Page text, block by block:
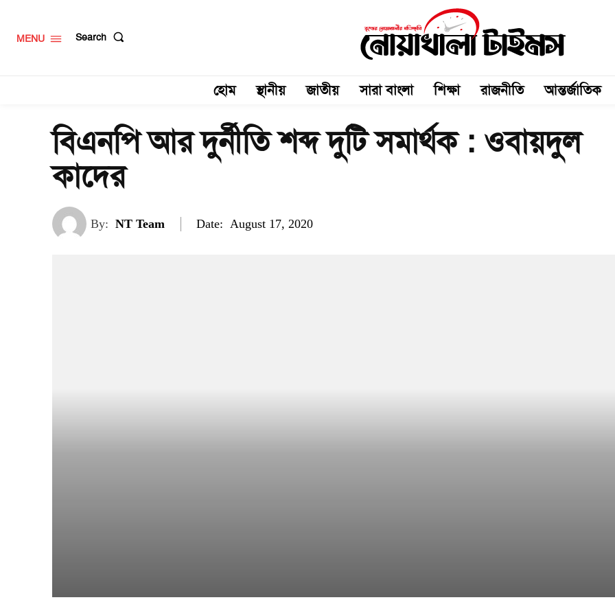
MENU Search
হোম স্থানীয় জাতীয় সারা বাংলা শিক্ষা রাজনীতি আন্তর্জাতিক
বিএনপি আর দুর্নীতি শব্দ দুটি সমার্থক : ওবায়দুল
কাদের
By: NT Team Date: August 17, 2020